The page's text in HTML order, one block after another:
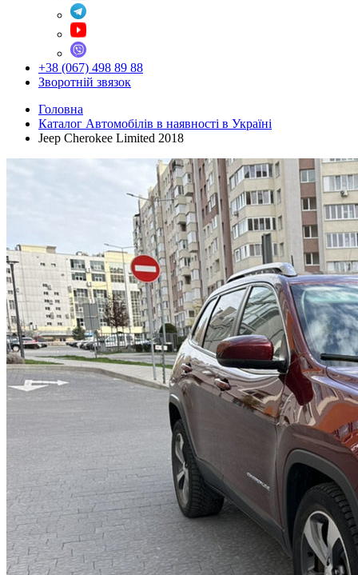
+38 (067) 498 89 88
Зворотній звязок
Головна
Каталог Автомобілів в наявності в Україні
Jeep Cherokee Limited 2018